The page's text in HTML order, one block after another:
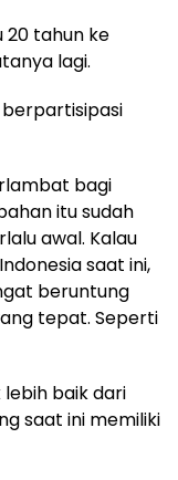
20 tahun ke
lagi.
bagi
itu sudah
awal. Kalau
saat ini,
beruntung
tepat. Seperti
baik dari
saat ini memiliki